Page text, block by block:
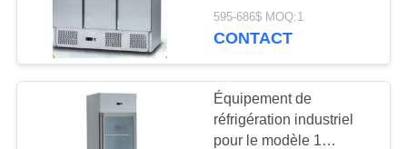
À
PROPOS
stockage des aliments à
2°C à 8°C.
595-686$ MOQ:1
CONTACT
Équipement de
réfrigération industriel
pour le modèle 1